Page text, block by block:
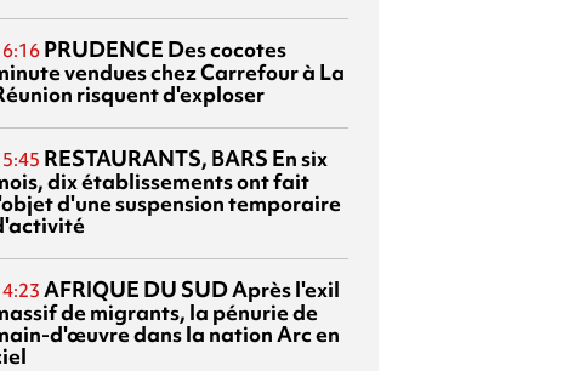
PRUDENCE Des cocotes
vendues chez Carrefour à La
risquent d'exploser
RESTAURANTS, BARS En six
dix établissements ont fait
d'une suspension temporaire
AFRIQUE DU SUDAprès l'exil
de migrants, la pénurie de
d'œuvre dans la nation Arc en